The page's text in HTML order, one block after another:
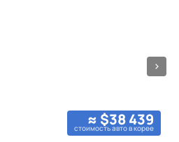
≈ $38 439
стоимость авто в корее